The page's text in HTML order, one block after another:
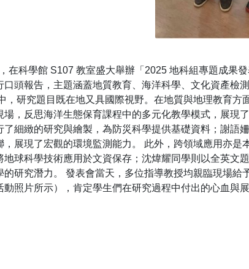
在科學館 S107 教室盛大舉辦「2025 地科組專題成果
頭報告，主題涵蓋地質教育、海洋科學、文化資產檢
，研究題目既在地又具國際視野。在地質與地理教育
，反思海洋生態保育課程中的多元化教學模式，展現
細緻的研究與繪製，為防災科學提供基礎資料；謝語
展現了宏觀的環境監測能力。 此外，跨領域應用亦是
球科學技術應用於文資保存；沈煒耀同學則以全英文
研究潛力。 發表會當天，多位指導教授均親臨現場
照片所示），肯定學生們在研究過程中付出的心血與